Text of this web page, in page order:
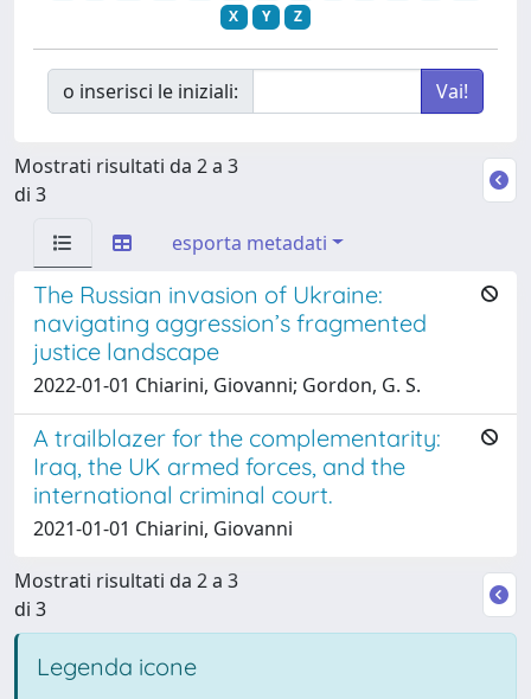
X
Y Z
o inserisci le iniziali:
Mostrati risultati da 2 a 3
di 3
esporta metadati
The Russian invasion of Ukraine:
navigating aggression’s fragmented
justice landscape
2022-01-01 Chiarini, Giovanni; Gordon, G. S.
A trailblazer for the complementarity:
Iraq, the UK armed forces, and the
international criminal court.
2021-01-01 Chiarini, Giovanni
Mostrati risultati da 2 a 3
di 3
Legenda icone